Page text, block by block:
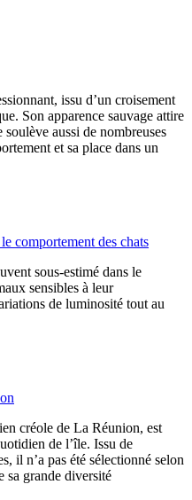
issu d’un croisement
Son apparence sauvage attire
aussi de nombreuses
et sa place dans un
comportement des chats
sous-estimé dans le
sensibles à leur
de luminosité tout au
créole de La Réunion, est
de l’île. Issu de
il n’a pas été sélectionné selon
sa grande diversité